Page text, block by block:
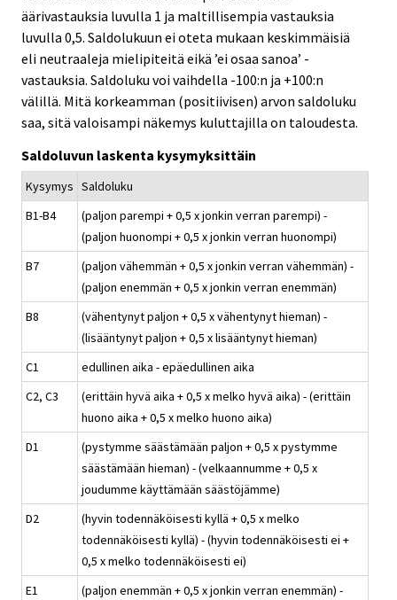
äärivastauksia luvulla 1 ja maltillisempia vastauksia
luvulla 0,5. Saldolukuun ei oteta mukaan keskimmäisiä
eli neutraaleja mielipiteitä eikä ’ei osaa sanoa’ -
vastauksia. Saldoluku voi vaihdella -100:n ja +100:n
välillä. Mitä korkeamman (positiivisen) arvon saldoluku
saa, sitä valoisampi näkemys kuluttajilla on taloudesta.
Saldoluvun laskenta kysymyksittäin
Kysymys Saldoluku
B1-B4
(paljon parempi + 0,5 x jonkin verran parempi) -
(paljon huonompi + 0,5 x jonkin verran huonompi)
B7
(paljon vähemmän + 0,5 x jonkin verran vähemmän) -
(paljon enemmän + 0,5 x jonkin verran enemmän)
B8
(vähentynyt paljon + 0,5 x vähentynyt hieman) -
(lisääntynyt paljon + 0,5 x lisääntynyt hieman)
C1
edullinen aika - epäedullinen aika
C2, C3
(erittäin hyvä aika + 0,5 x melko hyvä aika) - (erittäin
huono aika + 0,5 x melko huono aika)
D1
(pystymme säästämään paljon + 0,5 x pystymme
säästämään hieman) - (velkaannumme + 0,5 x
joudumme käyttämään säästöjämme)
D2
(hyvin todennäköisesti kyllä + 0,5 x melko
todennäköisesti kyllä) - (hyvin todennäköisesti ei +
0,5 x melko todennäköisesti ei)
E1
(paljon enemmän + 0,5 x jonkin verran enemmän) -